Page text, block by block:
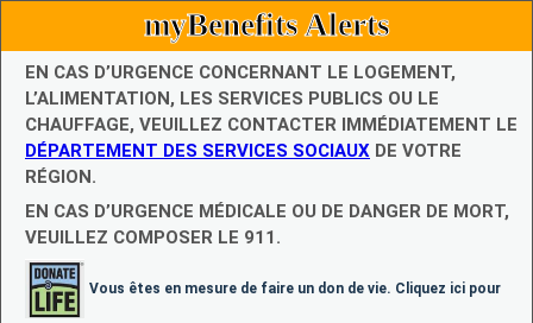
myBenefits Alerts
EN CAS D’URGENCE CONCERNANT LE LOGEMENT,
L’ALIMENTATION, LES SERVICES PUBLICS OU LE
CHAUFFAGE, VEUILLEZ CONTACTER IMMÉDIATEMENT LE
DÉPARTEMENT DES SERVICES SOCIAUX DE VOTRE
RÉGION.
EN CAS D’URGENCE MÉDICALE OU DE DANGER DE MORT,
VEUILLEZ COMPOSER LE 911.
Vous êtes en mesure de faire un don de vie. Cliquez ici pour